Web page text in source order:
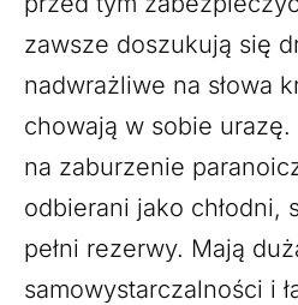
zawsze doszukują się
nadwrażliwe na słowa
chowają w sobie
na zaburzenie
odbierani jako chłodni,
pełni rezerwy. Mają
samowystarczalności i